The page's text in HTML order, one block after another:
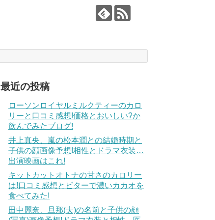
最近の投稿
ローソンロイヤルミルクティーのカロ
リーと口コミ感想!価格とおいしい?か
飲んでみたブログ!
井上真央、嵐の松本潤との結婚時期と
子供の顔画像予想!相性とドラマ衣装…
出演映画はこれ!
キットカットオトナの甘さのカロリー
は!口コミ感想とビターで濃いカカオを
食べてみた!
田中麗奈、旦那(夫)の名前と子供の顔